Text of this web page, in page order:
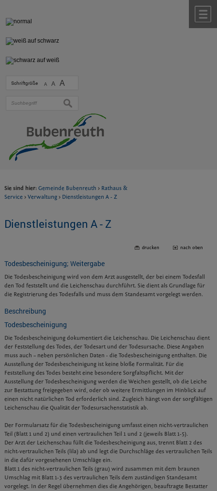
Schriftgröße A A A
suchen
Sie sind hier: Gemeinde Bubenreuth > Rathaus &
Service > Verwaltung > Dienstleistungen A - Z
Dienstleistungen A - Z
drucken nach oben
Todesbescheinigung; Weitergabe
Die Todesbescheinigung wird von dem Arzt ausgestellt, der bei einem Todesfall
den Tod feststellt und die Leichenschau durchführt. Sie dient als Grundlage für
die Registrierung des Todesfalls und muss dem Standesamt vorgelegt werden.
Beschreibung
Todesbescheinigung
Die Todesbescheinigung dokumentiert die Leichenschau. Die Leichenschau dient
der Feststellung des Todes, der Todesart und der Todesursache. Diese Angaben
muss auch – neben persönlichen Daten - die Todesbescheinigung enthalten. Die
Ausstellung der Todesbescheinigung ist keine bloße Formalität. Für die
Feststellung des Todes besteht eine besondere Sorgfaltspflicht. Mit der
Ausstellung der Todesbescheinigung werden die Weichen gestellt, ob die Leiche
zur Bestattung freigegeben wird, oder ob weitere Ermittlungen im Hinblick auf
einen nicht natürlichen Tod erforderlich sind. Zugleich hängt von der sorgfältigen
Leichenschau die Qualität der Todesursachenstatistik ab.
Der Formularsatz für die Todesbescheinigung umfasst einen nicht-vertraulichen
Teil (Blatt 1 und 2) und einen vertraulichen Teil 1 und 2 (jeweils Blatt 1-5).
Der Arzt der Leichenschau füllt die Todesbescheinigung aus, trennt Blatt 2 des
nicht-vertraulichen Teils (lila) ab und legt die Durchschläge des vertraulichen Teils
in die dafür vorgesehenen Umschläge ein.
Blatt 1 des nicht-vertraulichen Teils (grau) wird zusammen mit dem braunen
Umschlag mit Blatt 1-3 des vertraulichen Teils dem zuständigen Standesamt
vorgelegt. In der Regel übernehmen dies die Angehörigen, beauftragte Bestatter